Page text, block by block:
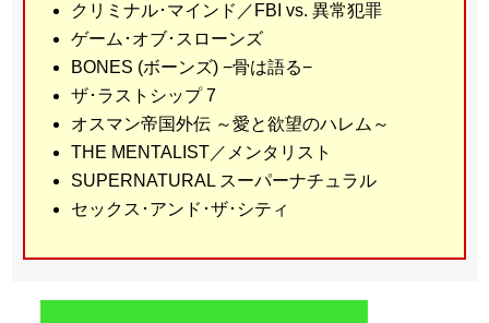
クリミナル･マインド／FBI vs. 異常犯罪
ゲーム･オブ･スローンズ
BONES (ボーンズ) −骨は語る−
ザ･ラストシップ 7
オスマン帝国外伝 ～愛と欲望のハレム～
THE MENTALIST／メンタリスト
SUPERNATURAL スーパーナチュラル
セックス･アンド･ザ･シティ